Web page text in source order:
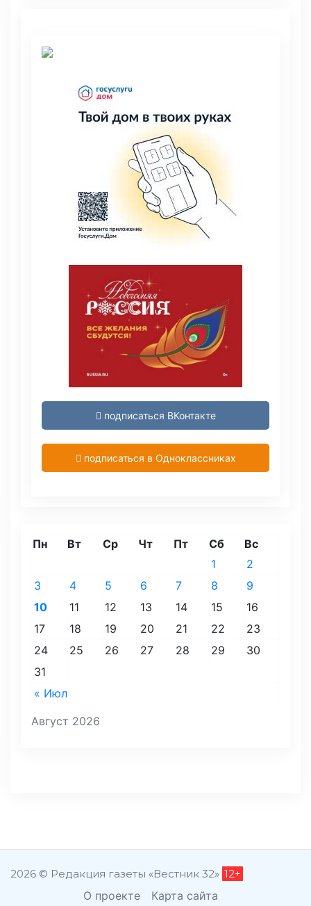
подписаться ВКонтакте
подписаться в Одноклассниках
Август 2026
Пн Вт Ср Чт Пт Сб Вс
« Июл
1
2
3
4 5 6 7 8
9
10
11 12 13 14 15
16
17
18 19 20 21 22
23
24
25 26 27 28 29
30
31
2026 © Редакция газеты «Вестник 32» 12+
О проекте Карта сайта